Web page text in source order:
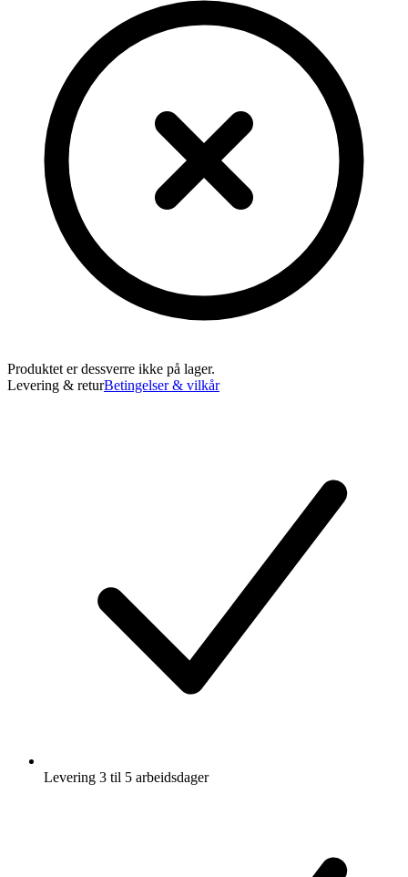
Produktet er dessverre ikke på lager.
Levering & returBetingelser & vilkår
Levering 3 til 5 arbeidsdager